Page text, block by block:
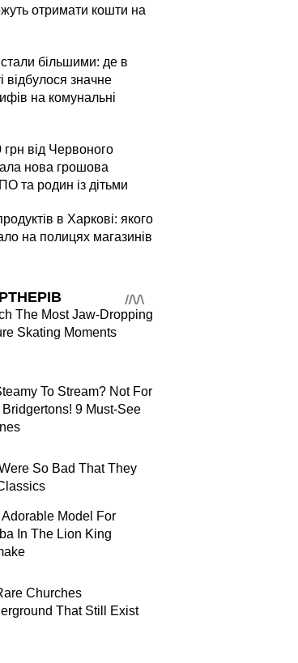
Запоріжжі: як можна
отримати виплати
отримати кошти на
більшими: де в
відбулося значне
на комунальні
від Червоного
нова грошова
та родин із дітьми
в Харкові: якого
на полицях магазинів
The Most Jaw‑Dropping
Skating Moments
To Stream? Not For
9 Must-See
So Bad That They
Model For
In The Lion King
Churches
That Still Exist